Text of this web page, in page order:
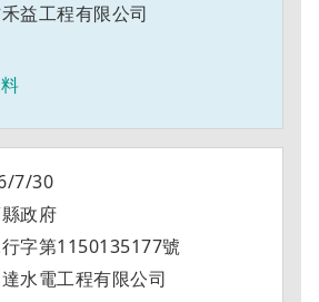
益工程有限公司
7/30
政府
字第1150135177號
水電工程有限公司